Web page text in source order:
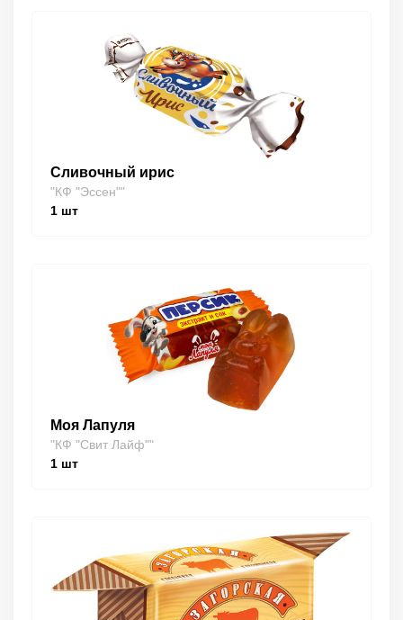
Сливочный ирис
"КФ "Эссен""
1 шт
Моя Лапуля
"КФ "Свит Лайф""
1 шт